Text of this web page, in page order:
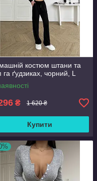
костюм штани та
га ґудзиках, чорний, L
₴ 1 620 ₴
Купити